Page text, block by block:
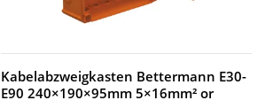
Kabelabzweigkasten Bettermann E30-
E90 240×190×95mm 5×16mm² or